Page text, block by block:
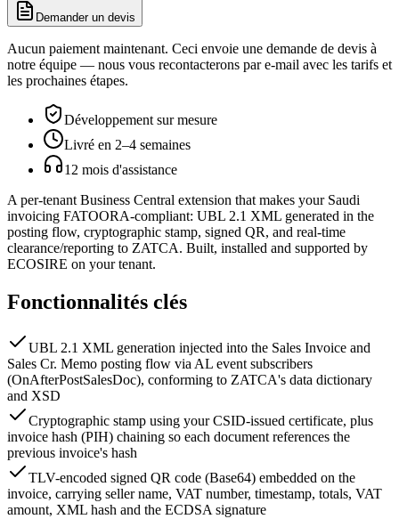
Demander un devis
Aucun paiement maintenant. Ceci envoie une demande de devis à
notre équipe — nous vous recontacterons par e-mail avec les tarifs et
les prochaines étapes.
Développement sur mesure
Livré en 2–4 semaines
12 mois d'assistance
A per-tenant Business Central extension that makes your Saudi
invoicing FATOORA-compliant: UBL 2.1 XML generated in the
posting flow, cryptographic stamp, signed QR, and real-time
clearance/reporting to ZATCA. Built, installed and supported by
ECOSIRE on your tenant.
Fonctionnalités clés
UBL 2.1 XML generation injected into the Sales Invoice and
Sales Cr. Memo posting flow via AL event subscribers
(OnAfterPostSalesDoc), conforming to ZATCA's data dictionary
and XSD
Cryptographic stamp using your CSID-issued certificate, plus
invoice hash (PIH) chaining so each document references the
previous invoice's hash
TLV-encoded signed QR code (Base64) embedded on the
invoice, carrying seller name, VAT number, timestamp, totals, VAT
amount, XML hash and the ECDSA signature